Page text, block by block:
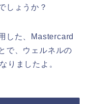
しょうか？
した、Mastercard
で、ウェルネルの
りましたよ。